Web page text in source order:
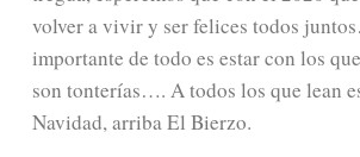
volver a vivir y ser felices todos
importante de todo es estar con los
son tonterías…. A todos los que lean
Navidad, arriba El Bierzo.